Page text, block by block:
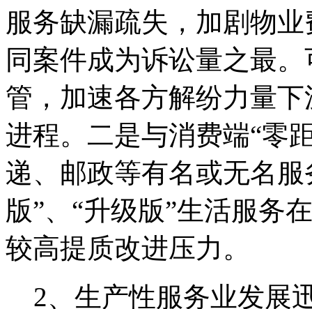
服务缺漏疏失，加剧物
同案件成为诉讼量之最
管，加速各方解纷力量
进程。二是与消费端“零
递、邮政等有名或无名
版”、“升级版”生活服务
较高提质改进压力。
2、生产性服务业发展